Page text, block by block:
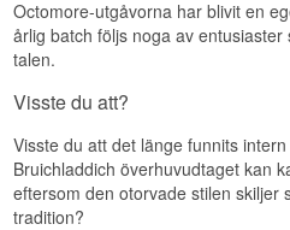
Octomore-utgåvorna har blivit en
årlig batch följs noga av
talen.
Visste du att?
Visste du att det länge funnits
Bruichladdich överhuvudtaget kan
eftersom den otorvade stilen skiljer
tradition?